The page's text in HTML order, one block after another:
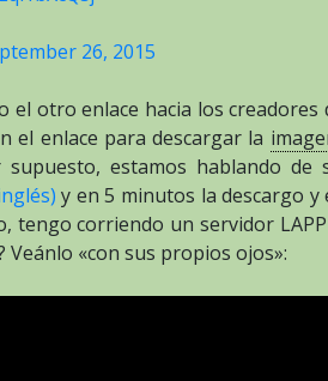
26, 2015
el otro enlace hacia los creadores
el enlace para descargar la
estamos hablando de
y en 5 minutos la descargo
tengo corriendo un servidor
Veánlo «con sus propios ojos»: